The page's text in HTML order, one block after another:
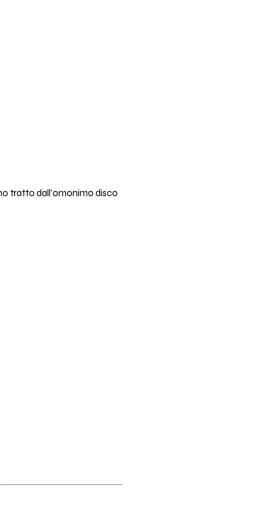
tratto dall'omonimo disco